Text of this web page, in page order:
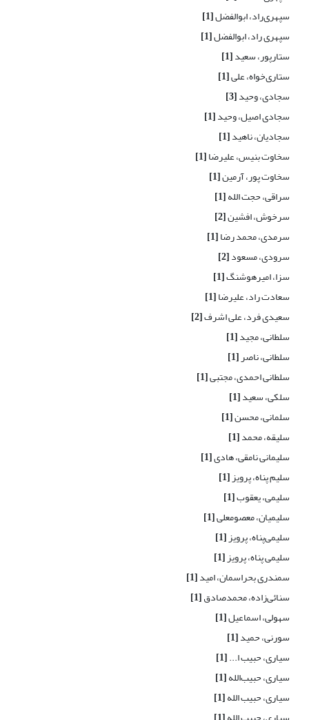
سپهری‌راد، ابوالفضل[1]
سپهری راد، ابوالفضل[1]
ستارپور، سعید[1]
ستاری‌خواه، علی[1]
سجادی، وحید[3]
سجادی اصیل، وحید[1]
سجادیان، ناهید[1]
سخاوت بنیس، علیرضا[1]
سخاوت پور، آرمین[1]
سراقی، حجت الله[1]
سرخوش، افشین[2]
سرمدی، محمد رضا[1]
سرودی، مسعود[2]
سزا، امیرهوشنگ[1]
سعادت راد، علیرضا[1]
سعیدی فرد، علی اشرف[2]
سلطانی، مجید[1]
سلطانی، ناصر[1]
سلطانی احمدی، مجتبی[1]
سلکی، سعید[1]
سلمانی، محسن[1]
سلیقه، محمد[1]
سلیمانی نامقی، هادی[1]
سلیم پناه، پرویز[1]
سلیمی، یعقوب[1]
سلیمیان، معصومعلی[1]
سلیمی‌پناه، پرویز[1]
سلیمی پناه، پرویز[1]
سمندری بحراسمان، امید[1]
سنائی‌زاده، محمدصادق[1]
سهولی، اسماعیل[1]
سورنی، حمید[1]
سیاری، حبیب ا...[1]
سیاری، حبیب‌الله[1]
سیاری، حبیب الله[1]